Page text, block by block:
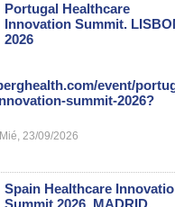
Portugal Healthcare
Innovation Summit.
2026
event/
summit-2026?
Mié, 23/09/2026
Spain Healthcare
Summit 2026. MADRID.